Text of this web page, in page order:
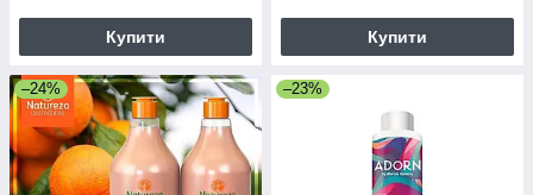
Купити Купити
–24% –23%